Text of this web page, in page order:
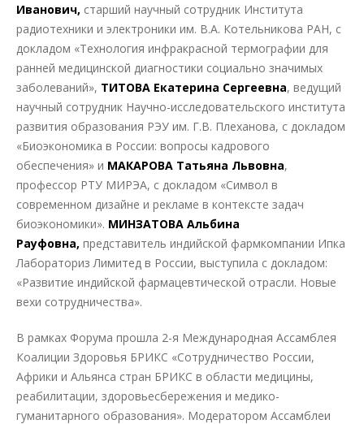
Иванович, старший научный сотрудник Института
радиотехники и электроники им. В.А. Котельникова РАН, с
докладом «Технология инфракрасной термографии для
ранней медицинской диагностики социально значимых
заболеваний», ТИТОВА Екатерина Сергеевна, ведущий
научный сотрудник Научно-исследовательского института
развития образования РЭУ им. Г.В. Плеханова, с докладом
«Биоэкономика в России: вопросы кадрового
обеспечения» и МАКАРОВА Татьяна Львовна,
профессор РТУ МИРЭА, с докладом «Символ в
современном дизайне и рекламе в контексте задач
биоэкономики». МИНЗАТОВА Альбина
Рауфовна, представитель индийской фармкомпании Ипка
Лабораториз Лимитед в России, выступила с докладом:
«Развитие индийской фармацевтической отрасли. Новые
вехи сотрудничества».
В рамках Форума прошла 2-я Международная Ассамблея
Коалиции Здоровья БРИКС «Сотрудничество России,
Африки и Альянса стран БРИКС в области медицины,
реабилитации, здоровьесбережения и медико-
гуманитарного образования». Модератором Ассамблеи